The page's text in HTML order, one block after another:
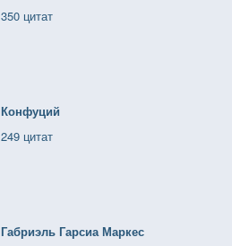
350 цитат
Конфуций
249 цитат
Габриэль Гарсиа Маркес